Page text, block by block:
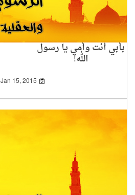
بأبي أنت وأمي يا رسول
الله!
Jan 15, 2015